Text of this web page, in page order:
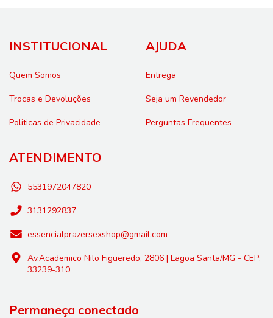
INSTITUCIONAL
Quem Somos
Trocas e Devoluções
Politicas de Privacidade
AJUDA
Entrega
Seja um Revendedor
Perguntas Frequentes
ATENDIMENTO
5531972047820
3131292837
essencialprazersexshop@gmail.com
Av.Academico Nilo Figueredo, 2806 | Lagoa Santa/MG - CEP:
33239-310
Permaneça conectado